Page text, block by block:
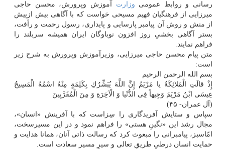
رسانی و روابط عمومی وزارت آموزش وپرورش، محسن حاجی
میرزایی از فرهنگیان فهیم مسیحی خواست كه با آگاهی بیش ازپیش
از منش و روش آن پیامبر پارسایی و پایداری، رسول رحمت و رأفت،
بستر آگاهی بخشیِ روز افزون نوباوگان ایران همیشه سربلند را
فراهم نمایند.
متن پیام محسن حاجی میرزایی، وزیرآموزش وپرورش به شرح زیر
است:
بسم الله الرحمن الرحیم
إِذْ قالَتِ الْمَلائِكَةُ یا مَرْیَمُ إِنَّ اللَّهَ یُبَشِّرُكِ بِكَلِمَةٍ مِنْهُ اسْمُهُ الْمَسِیحُ
عِیسَی ابْنُ مَرْیَمَ وَجِیهاً فِی الدُّنْیا وَ الْآخِرَةِ وَ مِنَ الْمُقَرَّبِینَ
(آل عمران- ۴۵)
سپاس و ستایش آفریدگاری را سِزاست كه با آفرینش «انسان»،
مجال رشد این «نگینِ هستی» را فراهم نمود و در این مسیرسخت،
امّاسبز، پیامبرانی را مبعوث كرد كه رسالت ذاتی آنان، همانا هدایت و
حمایت انسان درطیِ طریقِ تعالی و سیرِ مسیر سعادت است.